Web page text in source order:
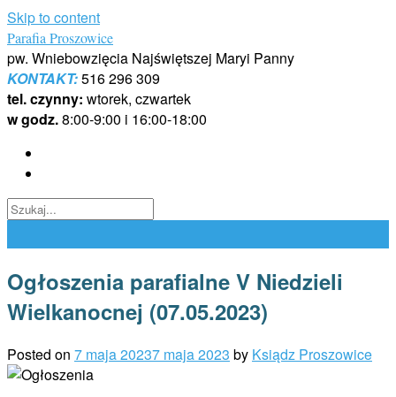
Skip to content
Parafia Proszowice
pw. Wniebowzięcia Najświętszej Maryi Panny
KONTAKT:516 296 309
tel. czynny: wtorek, czwartek
w godz.8:00-9:00 i 16:00-18:00
Ogłoszenia parafialne V Niedzieli
Wielkanocnej (07.05.2023)
Posted on 7 maja 20237 maja 2023 by Ksiądz Proszowice